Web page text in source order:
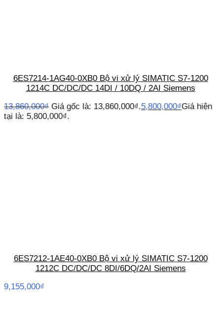
6ES7214-1AG40-0XB0 Bộ vi xử lý SIMATIC S7-1200
1214C DC/DC/DC 14DI / 10DQ / 2AI Siemens
13,860,000₫ Giá gốc là: 13,860,000₫.5,800,000₫Giá hiện
tại là: 5,800,000₫.
6ES7212-1AE40-0XB0 Bộ vi xử lý SIMATIC S7-1200
1212C DC/DC/DC 8DI/6DQ/2AI Siemens
9,155,000₫